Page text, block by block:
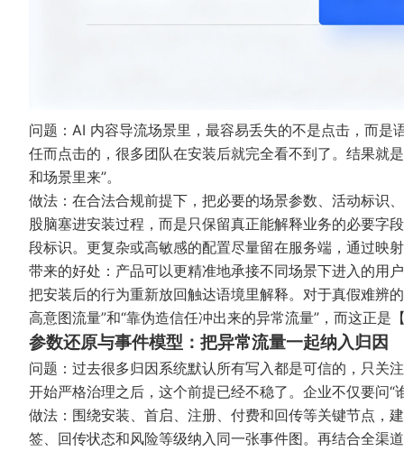
问题：AI 内容导流场景里，最容易丢失的不是点击，而
任而点击的，很多团队在安装后就完全看不到了。结果就
和场景里来”。
做法：在合法合规前提下，把必要的场景参数、活动标识
股脑塞进安装过程，而是只保留真正能解释业务的必要
段标识。更复杂或高敏感的配置尽量留在服务端，通过映
带来的好处：产品可以更精准地承接不同场景下进入的用
把安装后的行为重新放回触达语境里解释。对于真假难辨
高意图流量”和“靠伪造信任冲出来的异常流量”，而这正是
参数还原与事件模型：把异常流量一起纳入归因
问题：过去很多归因系统默认所有写入都是可信的，只关
开始严格治理之后，这个前提已经不稳了。企业不仅要问
做法：围绕安装、首启、注册、付费和回传等关键节点，
签、回传状态和风险等级纳入同一张事件图。再结合全渠